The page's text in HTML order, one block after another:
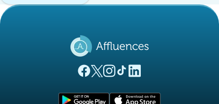
(tab newydd)
(tab newydd)
(tab newydd)
(tab newydd)
(tab newydd)